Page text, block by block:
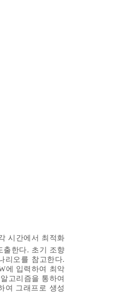
시간에서 최적화
출한다. 초기 조향
리오를 참고한다.
에 입력하여 최악
고리즘을 통하여
여 그래프로 생성